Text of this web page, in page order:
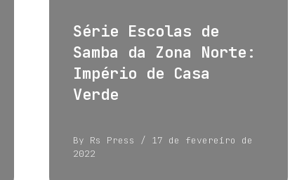
Série Escolas de
Samba da Zona Norte:
Império de Casa
Verde
By Rs Press
/ 17 de fevereiro de
2022